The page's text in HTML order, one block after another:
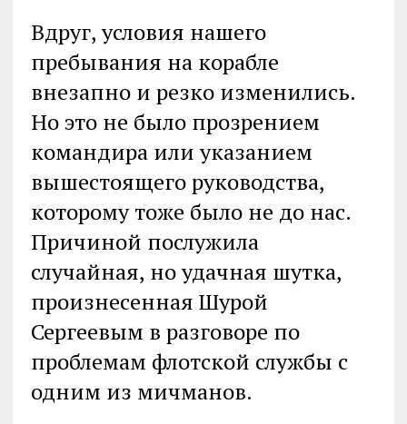
Вдруг, условия нашего
пребывания на корабле
внезапно и резко изменились.
Но это не было прозрением
командира или указанием
вышестоящего руководства,
которому тоже было не до нас.
Причиной послужила
случайная, но удачная шутка,
произнесенная Шурой
Сергеевым в разговоре по
проблемам флотской службы с
одним из мичманов.